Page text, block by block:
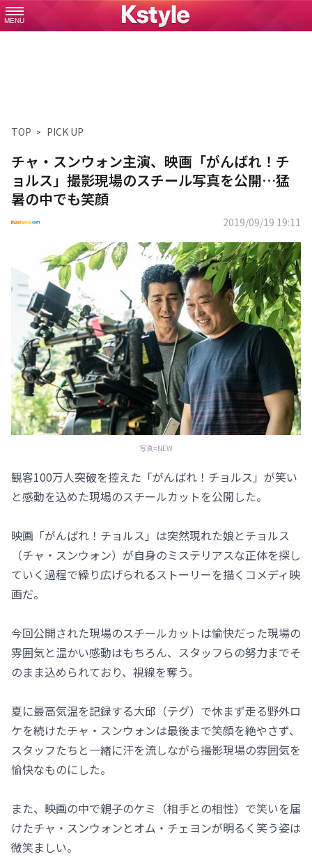
MENU
TOP PICK UP
チャ・スンウォン主演、映画「がんばれ！チ
ョルス」撮影現場のスチール写真を公開…猛
暑の中でも笑顔
2019/09/19 19:11
写真=NEW
観客100万人突破を控えた「がんばれ！チョルス」が笑い
と感動を込めた現場のスチールカットを公開した。
映画「がんばれ！チョルス」は突然現れた娘とチョルス
（チャ・スンウォン）が自身のミステリアスな正体を探し
ていく過程で繰り広げられるストーリーを描くコメディ映
画だ。
今回公開された現場のスチールカットは愉快だった現場の
雰囲気と温かい感動はもちろん、スタッフらの努力までそ
のまま込められており、視線を奪う。
夏に最高気温を記録する大邱（テグ）で休まず走る野外ロ
ケを続けたチャ・スンウォンは最後まで笑顔を絶やさず、
スタッフたちと一緒に汗を流しながら撮影現場の雰囲気を
愉快なものにした。
また、映画の中で親子のケミ（相手との相性）で笑いを届
けたチャ・スンウォンとオム・チェヨンが明るく笑う姿は
微笑ましい。